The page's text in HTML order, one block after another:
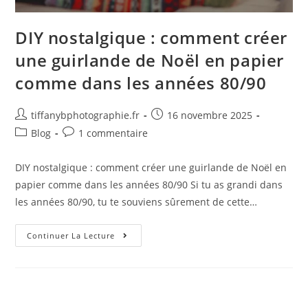
DIY nostalgique : comment créer
une guirlande de Noël en papier
comme dans les années 80/90
tiffanybphotographie.fr
16 novembre 2025
Blog
1 commentaire
DIY nostalgique : comment créer une guirlande de Noël en
papier comme dans les années 80/90 Si tu as grandi dans
les années 80/90, tu te souviens sûrement de cette…
Continuer La Lecture